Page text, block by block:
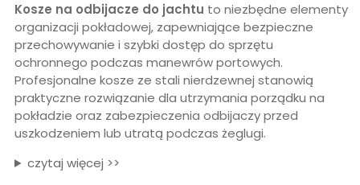
Kosze na odbijacze do jachtu to niezbędne elementy
organizacji pokładowej, zapewniające bezpieczne
przechowywanie i szybki dostęp do sprzętu
ochronnego podczas manewrów portowych.
Profesjonalne kosze ze stali nierdzewnej stanowią
praktyczne rozwiązanie dla utrzymania porządku na
pokładzie oraz zabezpieczenia odbijaczy przed
uszkodzeniem lub utratą podczas żeglugi.
czytaj więcej >>